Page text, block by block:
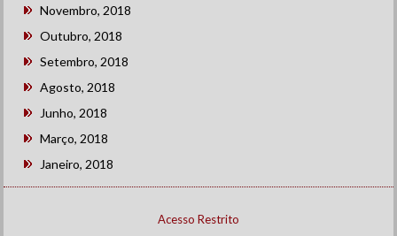
Novembro, 2018
Outubro, 2018
Setembro, 2018
Agosto, 2018
Junho, 2018
Março, 2018
Janeiro, 2018
Acesso Restrito